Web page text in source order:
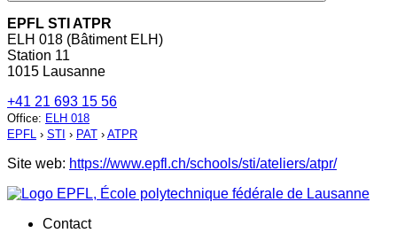
EPFL STI ATPR
ELH 018 (Bâtiment ELH)
Station 11
1015 Lausanne
+41 21 693 15 56
Office: ELH 018
EPFL › STI › PAT › ATPR
Site web: https://www.epfl.ch/schools/sti/ateliers/atpr/
Contact